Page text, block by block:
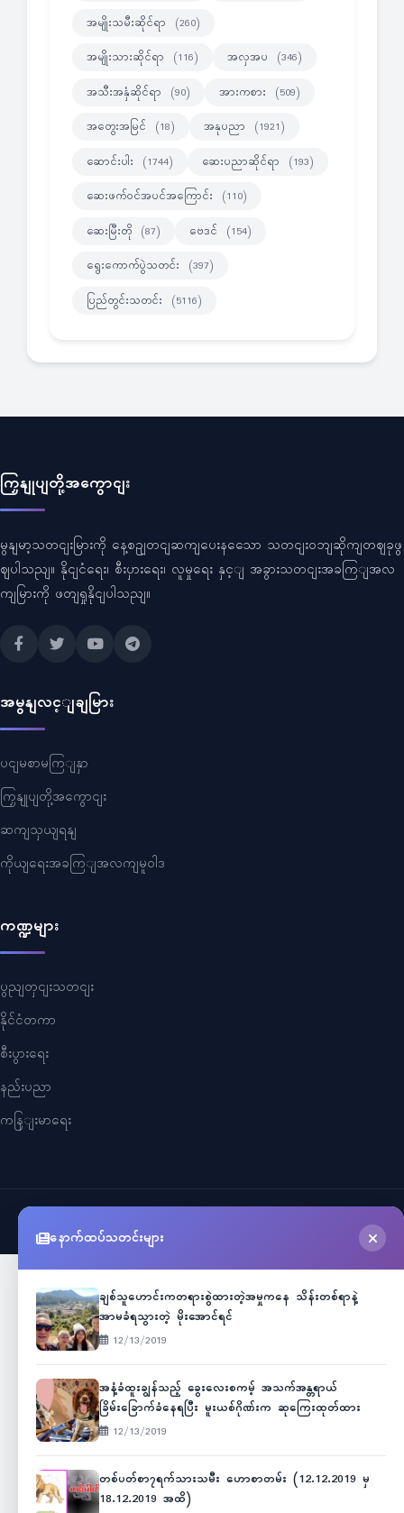
အမျိုးသမီးဆိုင်ရာ (260)
အမျိုးသားဆိုင်ရာ (116) အလှအပ (346)
အသီးအနှံဆိုင်ရာ (90) အားကစား (509)
အတွေးအမြင် (18) အနုပညာ (1921)
ဆောင်းပါး (1744) ဆေးပညာဆိုင်ရာ (193)
ဆေးဖက်ဝင်အပင်အကြောင်း (110)
ဆေးမြီးတို (87) ဗေဒင် (154)
ရွေးကောက်ပွဲသတင်း (397)
ပြည်တွင်းသတင်း (5116)
ကြှနျုပျတို့အကွောငျး
မွနျမာ့သတငျးမြားကို နေ့စဥျတငျဆကျပေးနသေော သတငျးဝဘျဆိုကျတဈခုဖွ
ဈပါသညျ။ နိုငျငံရေး၊ စီးပှားရေး၊ လူမှုရေး နှင့ျ အခွားသတငျးအခကြျအလ
ကျမြားကို ဖတျရှုနိုငျပါသညျ။
အမွနျလင့ျချမြား
ပငျမစာမကြျနှာ
ကြှနျုပျတို့အကွောငျး
ဆကျသှယျရနျ
ကိုယျရေးအခကြျအလကျမူဝါဒ
ကဏ္ဍများ
ပွညျတှငျးသတငျး
နိုင်ငံတကာ
စီးပွားရေး
နည်းပညာ
ကနြျးမာရေး
နောက်ထပ်သတင်းများ
ချစ်သူဟောင်းကတရားစွဲထားတဲ့အမှုကနေ သိန်းတစ်ရာနဲ့
အာမခံရသွားတဲ့ မိုးအောင်ရင်
12/13/2019
အနံ့ခံထူးချွန်သည့် ခွေးလေးစကမ့် အသက်အန္တရာယ်
ခြိမ်းခြောက်ခံနေရပြီး မူးယစ်ဂိုဏ်းက ဆုကြေးထုတ်ထား
12/13/2019
တစ်ပတ်စာ၇ရက်သားသမီး ဟောစာတမ်း (12.12.2019 မှ
18.12.2019 အထိ)